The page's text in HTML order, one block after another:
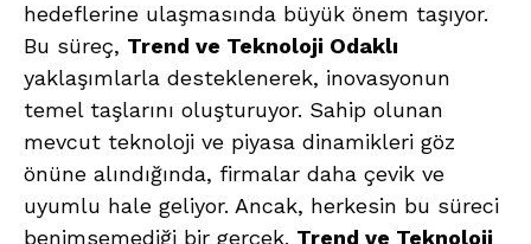
hedeflerine ulaşmasında büyük önem taşıyor.
Bu süreç, Trend ve Teknoloji Odaklı
yaklaşımlarla desteklenerek, inovasyonun
temel taşlarını oluşturuyor. Sahip olunan
mevcut teknoloji ve piyasa dinamikleri göz
önüne alındığında, firmalar daha çevik ve
uyumlu hale geliyor. Ancak, herkesin bu süreci
benimsemediği bir gerçek. Trend ve Teknoloji